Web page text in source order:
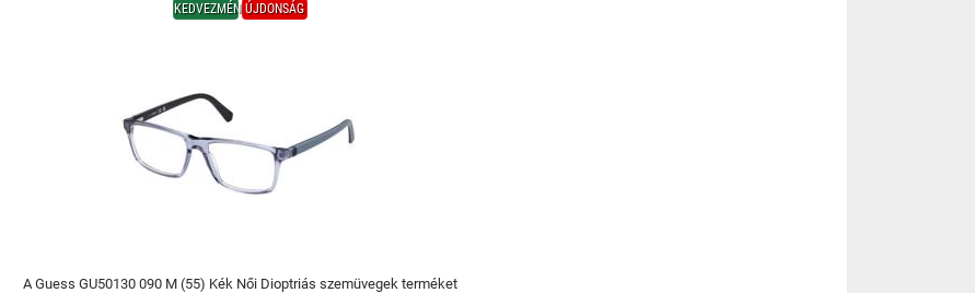
KEDVEZMÉNYÚJDONSÁG
A Guess GU50130 090 M (55) Kék Női Dioptriás szemüvegek terméket